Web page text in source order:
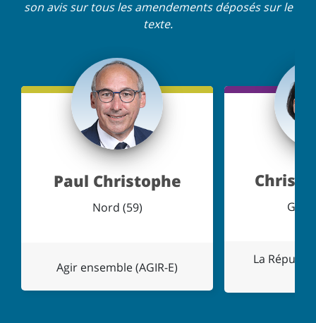
son avis sur tous les amendements déposés sur le
texte.
Paul Christophe
Nord (59)
Agir ensemble (AGIR-E)
La